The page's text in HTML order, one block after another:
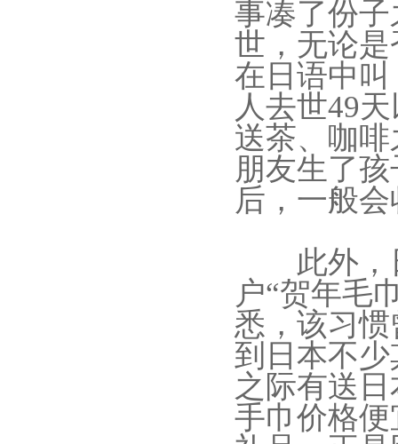
事凑了份
世，无论
在日语中叫
人去世49
送茶、咖
朋友生了
后，一般
此外，日
户“贺年毛
悉，该习
到日本不
之际有送
手巾价格